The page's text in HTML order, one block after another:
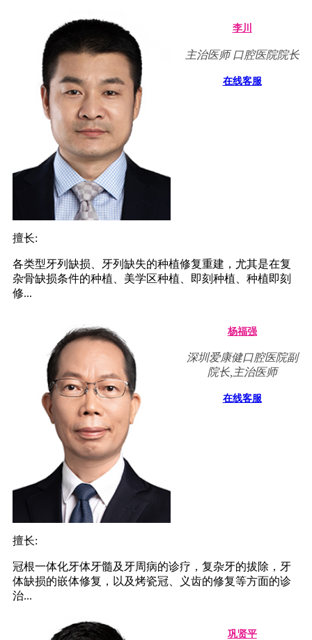
李川
主治医师 口腔医院院长
在线客服
擅长:
各类型牙列缺损、牙列缺失的种植修复重建，尤其是在复
杂骨缺损条件的种植、美学区种植、即刻种植、种植即刻
修...
杨福强
深圳爱康健口腔医院副
院长,主治医师
在线客服
擅长:
冠根一体化牙体牙髓及牙周病的诊疗，复杂牙的拔除，牙
体缺损的嵌体修复，以及烤瓷冠、义齿的修复等方面的诊
治...
巩贤平